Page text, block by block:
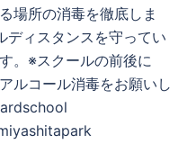
場所の消毒を徹底しま
ディスタンスを守ってい
。※スクールの前後に
ルコール消毒をお願いし